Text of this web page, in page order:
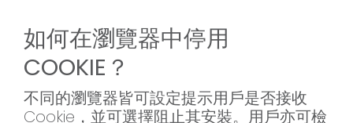
如何在瀏覽器中停用
COOKIE？
不同的瀏覽器皆可設定提示用戶是否接收
Cookie，並可選擇阻止其安裝。用戶亦可檢